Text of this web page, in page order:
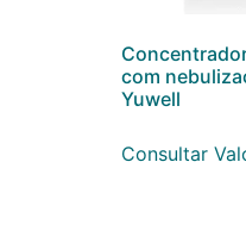
com
Yuwell
Consultar